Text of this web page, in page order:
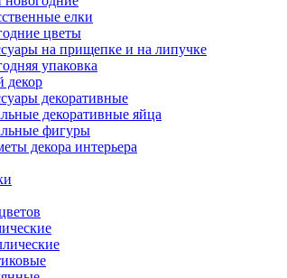
елки
цветы
на прищепке и на липучке
упаковка
декор
декоративные
декоративные яйца
фигуры
декора интерьера